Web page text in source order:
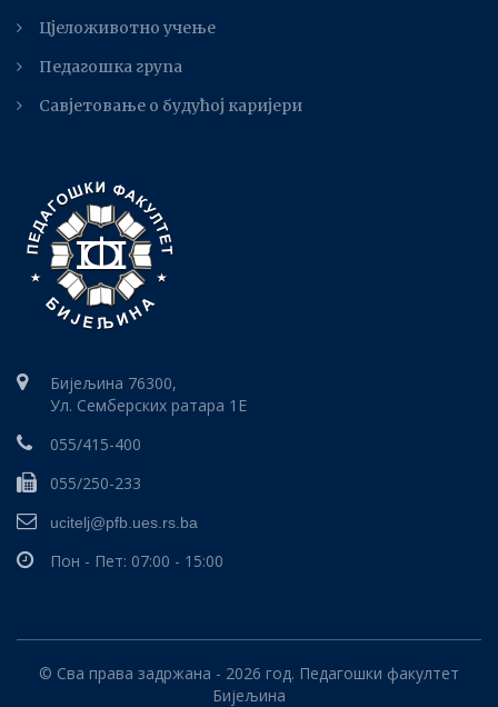
Цјеложивотно учење
Педагошка група
Савјетовање о будућој каријери
Бијељина 76300,
Ул. Семберских ратара 1E
055/415-400
055/250-233
ucitelj@pfb.ues.rs.ba
Пон - Пет: 07:00 - 15:00
© Сва права задржана - 2026 год. Педагошки факултет
Бијељина